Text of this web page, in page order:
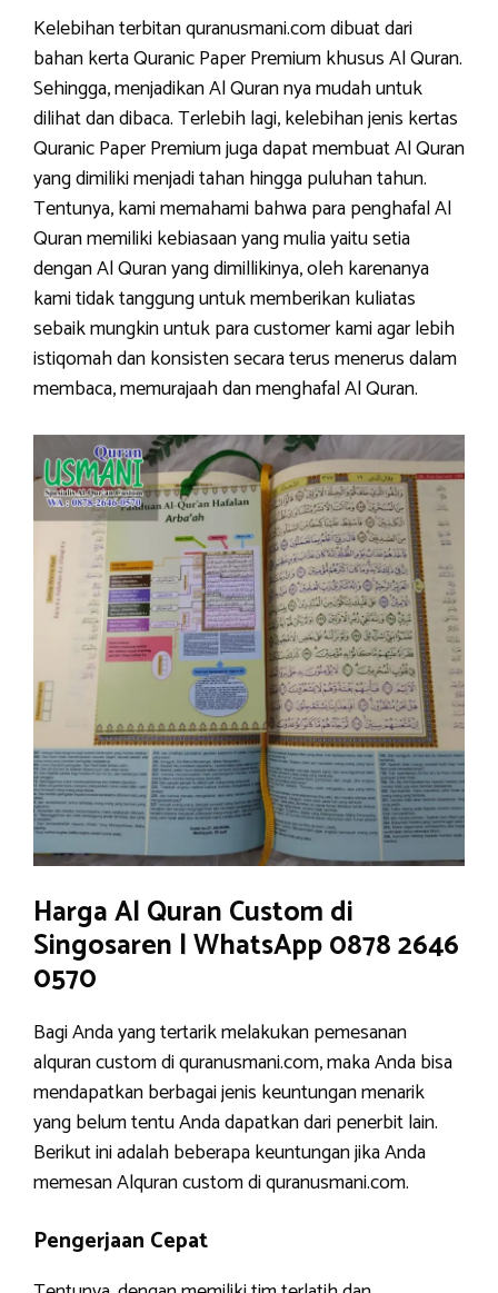
Kelebihan terbitan quranusmani.com dibuat dari
bahan kerta Quranic Paper Premium khusus Al Quran.
Sehingga, menjadikan Al Quran nya mudah untuk
dilihat dan dibaca. Terlebih lagi, kelebihan jenis kertas
Quranic Paper Premium juga dapat membuat Al Quran
yang dimiliki menjadi tahan hingga puluhan tahun.
Tentunya, kami memahami bahwa para penghafal Al
Quran memiliki kebiasaan yang mulia yaitu setia
dengan Al Quran yang dimillikinya, oleh karenanya
kami tidak tanggung untuk memberikan kuliatas
sebaik mungkin untuk para customer kami agar lebih
istiqomah dan konsisten secara terus menerus dalam
membaca, memurajaah dan menghafal Al Quran.
Harga Al Quran Custom di
Singosaren | WhatsApp 0878 2646
0570
Bagi Anda yang tertarik melakukan pemesanan
alquran custom di quranusmani.com, maka Anda bisa
mendapatkan berbagai jenis keuntungan menarik
yang belum tentu Anda dapatkan dari penerbit lain.
Berikut ini adalah beberapa keuntungan jika Anda
memesan Alquran custom di quranusmani.com.
Pengerjaan Cepat